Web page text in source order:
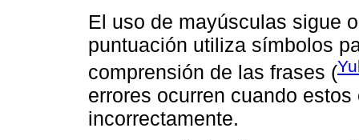
El uso de mayúsculas sigue
puntuación utiliza símbolos
comprensión de las frases (
errores ocurren cuando
incorrectamente.